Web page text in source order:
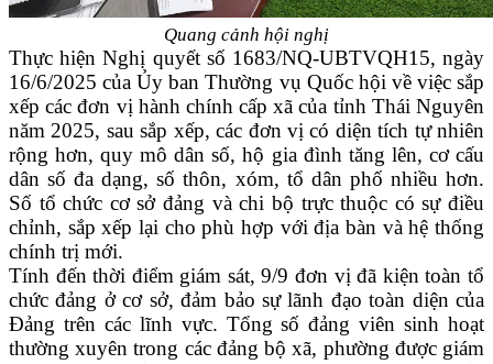
Quang cảnh hội nghị
Thực hiện Nghị quyết số 1683/NQ-UBTVQH15, ngày
16/6/2025 của Ủy ban Thường vụ Quốc hội về việc sắp
xếp các đơn vị hành chính cấp xã của tỉnh Thái Nguyên
năm 2025, sau sắp xếp, các đơn vị có diện tích tự nhiên
rộng hơn, quy mô dân số, hộ gia đình tăng lên, cơ cấu
dân số đa dạng, số thôn, xóm, tổ dân phố nhiều hơn.
Số tổ chức cơ sở đảng và chi bộ trực thuộc có sự điều
chỉnh, sắp xếp lại cho phù hợp với địa bàn và hệ thống
chính trị mới.
Tính đến thời điểm giám sát, 9/9 đơn vị đã kiện toàn tổ
chức đảng ở cơ sở, đảm bảo sự lãnh đạo toàn diện của
Đảng trên các lĩnh vực. Tổng số đảng viên sinh hoạt
thường xuyên trong các đảng bộ xã, phường được giám